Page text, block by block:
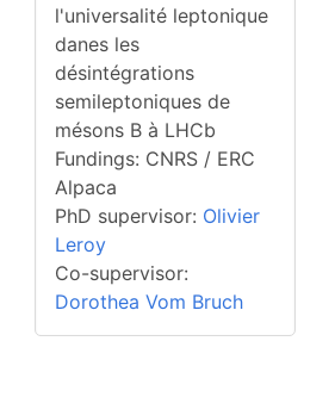
l'universalité leptonique
danes les
désintégrations
semileptoniques de
mésons B à LHCb
Fundings: CNRS / ERC
Alpaca
PhD supervisor: Olivier
Leroy
Co-supervisor:
Dorothea Vom Bruch